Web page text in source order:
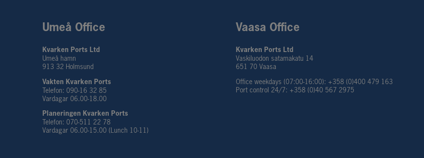
Umeå Office
Kvarken Ports Ltd
Umeå hamn
913 32 Holmsund
Vakten Kvarken Ports
Telefon: 090-16 32 85
Vardagar 06.00-18.00
Planeringen Kvarken Ports
Telefon: 070-511 22 78
Vardagar 06.00-15.00 (Lunch 10-11)
Vaasa Office
Kvarken Ports Ltd
Vaskiluodon satamakatu 14
651 70 Vaasa
Office weekdays (07:00-16:00): +358 (0)400 479 163
Port control 24/7: +358 (0)40 567 2975